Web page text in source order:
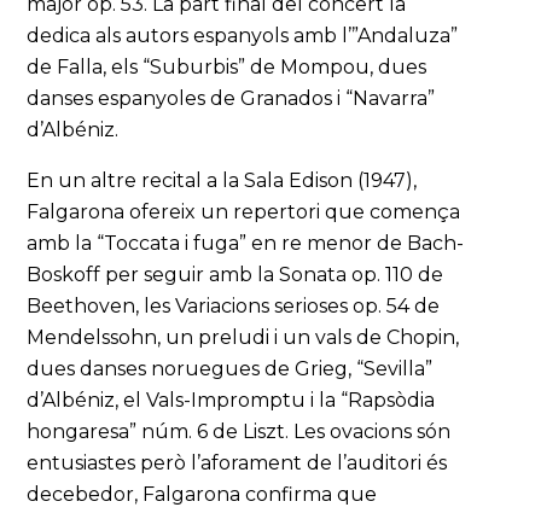
dedica als autors espanyols amb l’”Andaluza”
de Falla, els “Suburbis” de Mompou, dues
danses espanyoles de Granados i “Navarra”
d’Albéniz.
En un altre recital a la Sala Edison (1947),
Falgarona ofereix un repertori que comença
amb la “Toccata i fuga” en re menor de Bach-
Boskoff per seguir amb la Sonata op. 110 de
Beethoven, les Variacions serioses op. 54 de
Mendelssohn, un preludi i un vals de Chopin,
dues danses noruegues de Grieg, “Sevilla”
d’Albéniz, el Vals-Impromptu i la “Rapsòdia
hongaresa” núm. 6 de Liszt. Les ovacions són
entusiastes però l’aforament de l’auditori és
decebedor, Falgarona confirma que